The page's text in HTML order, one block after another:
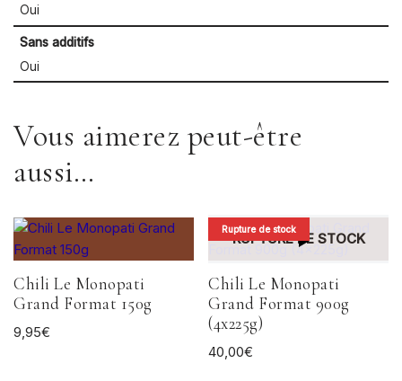
Oui
Sans additifs
Oui
Vous aimerez peut-être
aussi…
Chili Le Monopati
Grand Format 150g
9,95€
Rupture de stock
RUPTURE DE STOCK
Chili Le Monopati
Grand Format 900g
(4x225g)
40,00€